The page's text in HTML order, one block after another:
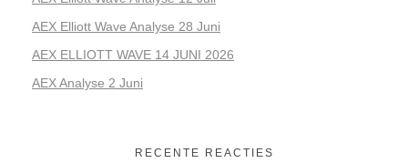
AEX Elliott Wave Analyse 28 Juni
AEX ELLIOTT WAVE 14 JUNI 2026
AEX Analyse 2 Juni
RECENTE REACTIES